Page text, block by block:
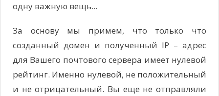
одну важную вещь...
За основу мы примем, что только что
созданный домен и полученный IP – адрес
для Вашего почтового сервера имеет нулевой
рейтинг. Именно нулевой, не положительный
и не отрицательный. Вы еще не отправляли